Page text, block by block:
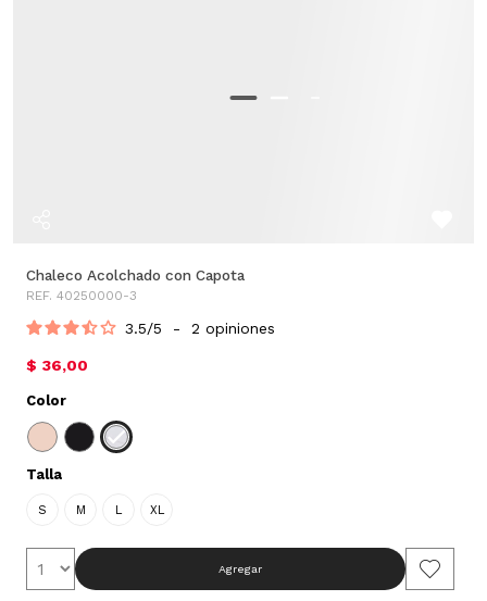
Chaleco Acolchado con Capota
REF. 40250000-3
3.5/5 - 2 opiniones
$ 36,00
Color
Talla
S M L XL
Agregar